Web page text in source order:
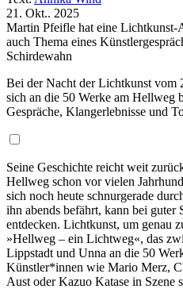
21. Okt.. 2025
Martin Pfeifle hat eine
auch Thema eines
Schirdewahn
Bei der Nacht der Lichtkunst vom
sich an die 50 Werke am Hellweg
Gespräche, Klangerlebnisse und
Seine Geschichte reicht weit
Hellweg schon vor vielen
sich noch heute schnurgerade
ihn abends befährt, kann bei guter
entdecken. Lichtkunst, um genau
»Hellweg – ein Lichtweg«, das
Lippstadt und Unna an die 50
Künstler*innen wie Mario Merz,
Aust oder Kazuo Katase in Szene